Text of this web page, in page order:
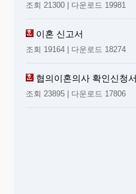
조회 21300 | 다운로드 19981
이혼 신고서
조회 19164 | 다운로드 18274
협의이혼의사 확인신청서
조회 23895 | 다운로드 17806